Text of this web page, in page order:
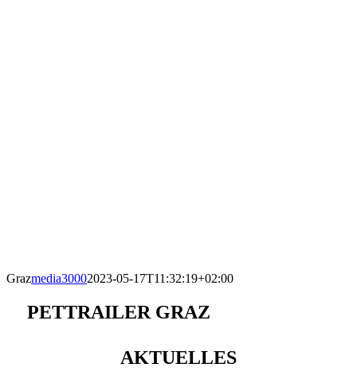
Grazmedia30002023-05-17T11:32:19+02:00
PETTRAILER GRAZ
AKTUELLES